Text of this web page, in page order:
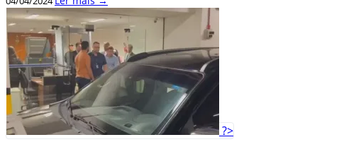
?>